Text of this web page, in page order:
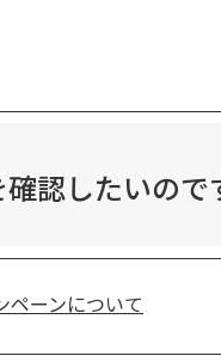
認したいので
ペーンについて